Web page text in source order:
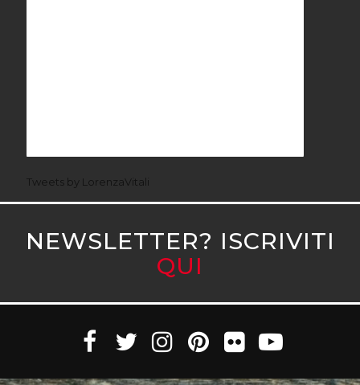
Tweets by LorenzaVitali
NEWSLETTER? ISCRIVITI
QUI